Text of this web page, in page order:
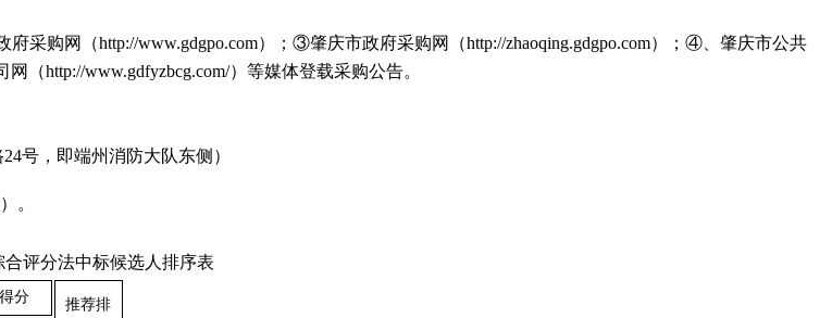
采购网（http://www.gdgpo.com）；③肇庆市政府采购网（http://zhaoqing.gdgpo.com）；④、肇庆市公共
（http://www.gdfyzbcg.com/）等媒体登载采购公告。
号，即端州消防大队东侧）
。
合评分法中标候选人排序表
分
推荐排